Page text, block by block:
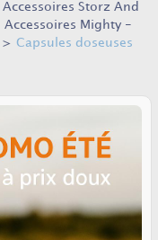
Accessoires Storz And
Accessoires Mighty -
> Capsules doseuses